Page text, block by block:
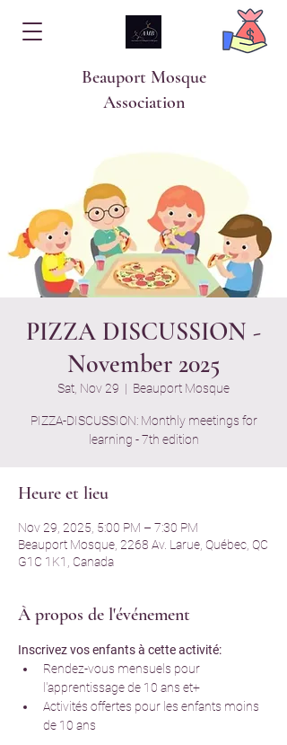
Beauport Mosque
Association
PIZZA DISCUSSION -
November 2025
Sat, Nov 29
  |
Beauport Mosque
PIZZA-DISCUSSION: Monthly meetings for
learning - 7th edition
Heure et lieu
Nov 29, 2025, 5:00 PM – 7:30 PM
Beauport Mosque, 2268 Av. Larue, Québec, QC
G1C 1K1, Canada
À propos de l'événement
Inscrivez vos enfants à cette activité:
Rendez-vous mensuels pour
l'apprentissage de 10 ans et+
Activités offertes pour les enfants moins
de 10 ans